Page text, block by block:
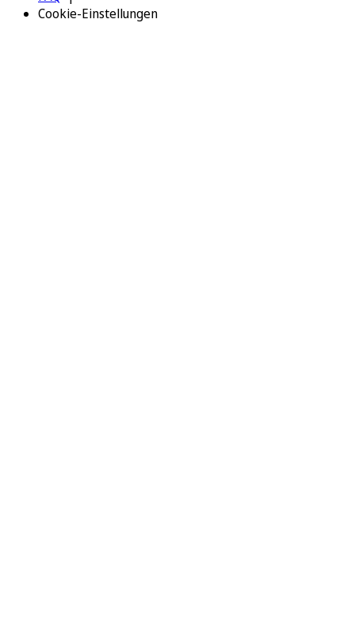
Cookie-Einstellungen